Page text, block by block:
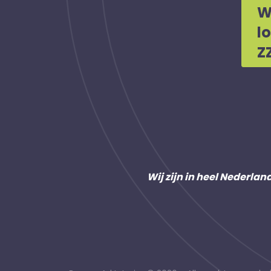
Wij zijn in heel